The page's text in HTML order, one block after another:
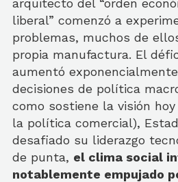
arquitecto del “orden
liberal” comenzó a
problemas, muchos de
propia manufactura. El
aumentó
decisiones de política
como sostiene la visión
la política comercial),
desafiado su liderazgo
de punta, el clima social
notablemente empujado